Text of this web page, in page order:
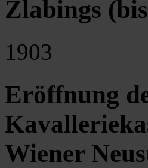
Zlabings
1903
Eröffnung
Wiener